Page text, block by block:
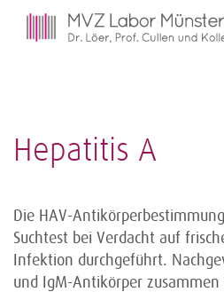
Hepatitis A
Die HAV-
Suchtest bei Verdacht auf
Infektion durchgeführt.
und IgM-Antikörper